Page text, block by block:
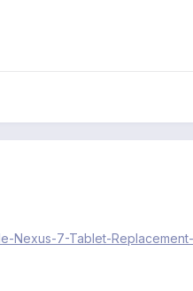
Nexus-7-Tablet-